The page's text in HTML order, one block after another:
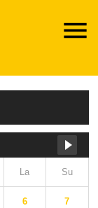
La Su
6 7